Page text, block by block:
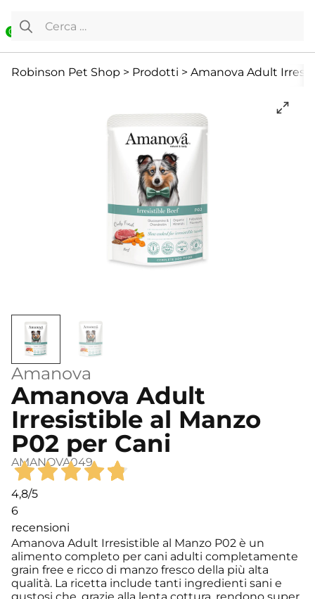
0
Ricerca per:
Robinson Pet Shop > Prodotti > Amanova Adult
Amanova
Amanova Adult
Irresistible al Manzo
P02 per Cani
AMANOVA049
4,8/5
6
recensioni
Amanova Adult Irresistible al Manzo P02 è un
alimento completo per cani adulti completamente
grain free e ricco di manzo fresco della più alta
qualità. La ricetta include tanti ingredienti sani e